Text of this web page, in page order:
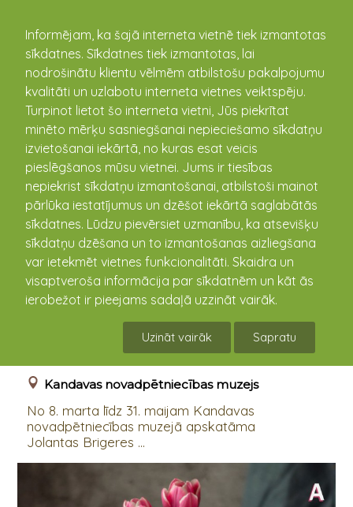
Informējam, ka šajā interneta vietnē tiek izmantotas
sīkdatnes. Sīkdatnes tiek izmantotas, lai
nodrošinātu klientu vēlmēm atbilstošu pakalpojumu
kvalitāti un uzlabotu interneta vietnes veiktspēju.
Turpinot lietot šo interneta vietni, Jūs piekrītat
minēto mērķu sasniegšanai nepieciešamo sīkdatņu
izvietošanai iekārtā, no kuras esat veicis
pieslēgšanos mūsu vietnei. Jums ir tiesības
nepiekrist sīkdatņu izmantošanai, atbilstoši mainot
pārlūka iestatījumus un dzēšot iekārtā saglabātās
sīkdatnes. Lūdzu pievērsiet uzmanību, ka atsevišķu
sīkdatņu dzēšana un to izmantošanas aizliegšana
var ietekmēt vietnes funkcionalitāti. Skaidra un
visaptveroša informācija par sīkdatnēm un kāt ās
ierobežot ir pieejams sadaļā uzzināt vairāk.
Uzināt vairāk Sapratu
kandava.lv
PASĀKUMU
KALENDĀRS
Jolantas Brigeres fotogrāfiju izstāde
Kandavas novadpētniecības muzejs
No 8. marta līdz 31. maijam Kandavas
novadpētniecības muzejā apskatāma
Jolantas Brigeres ...